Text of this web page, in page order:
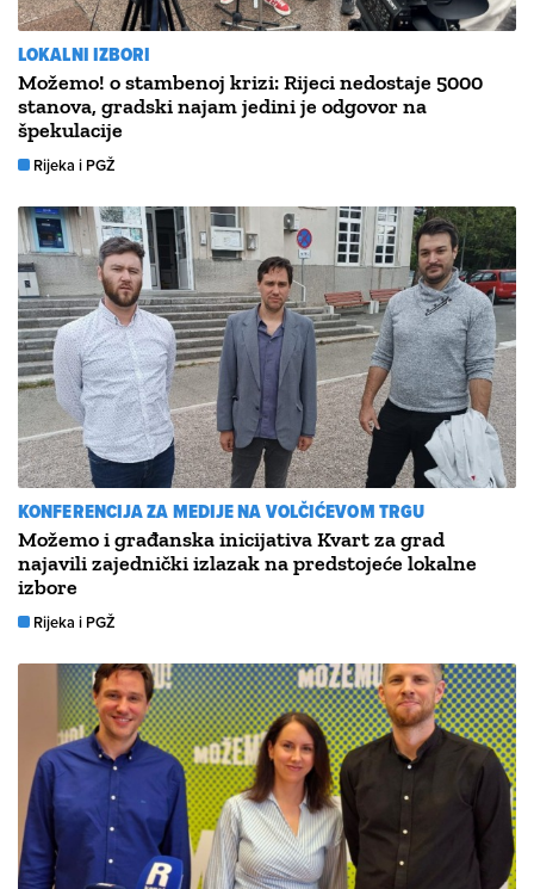
LOKALNI IZBORI
Možemo! o stambenoj krizi: Rijeci nedostaje 5000
stanova, gradski najam jedini je odgovor na
špekulacije
Rijeka i PGŽ
KONFERENCIJA ZA MEDIJE NA VOLČIĆEVOM TRGU
Možemo i građanska inicijativa Kvart za grad
najavili zajednički izlazak na predstojeće lokalne
izbore
Rijeka i PGŽ